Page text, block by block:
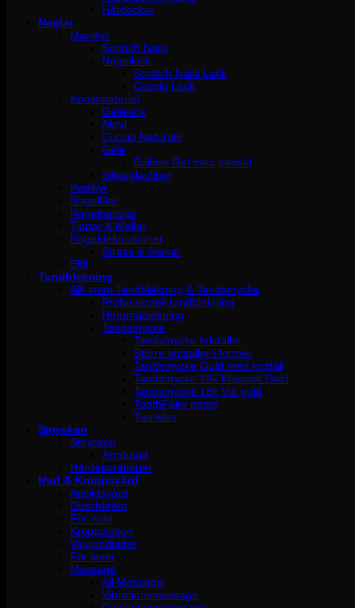
Hårdockor
Naglar
Manikyr
Scratch Nails
Nagellack
Scratch Nails Lack
Cuccio Lack
Konstmaterial
Gelélack
Akryl
Cuccio Naturale
Gelé
Builder Gel med pensel
Silke/glasfiber
Pedikyr
Nagelfilar
Nagelpenslar
Tippar & Mallar
Nageldekorationer
Strass & Stenar
Elfil
Tandblekning
Allt inom Tandblekning & Tandsmycke
Professionell tandblekning
Hemmablekning
Tandsmycke
Tandsmycke kristaller
Större kristaller i former
Tandsmycke Guld med kristall
Tandsmycke 18k Klassisk Guld
Tandsmycke 18k Vitt guld
ToothFairy gems
Twinkles
Smycken
Smycken
Armband
Hårdekorationer
Hud & Kroppsvård
Ansiktsvård
Duschkräm
För män
Kroppslotion
Vaxprodukter
För laser
Massage
All Massage
Vibrationsmassage